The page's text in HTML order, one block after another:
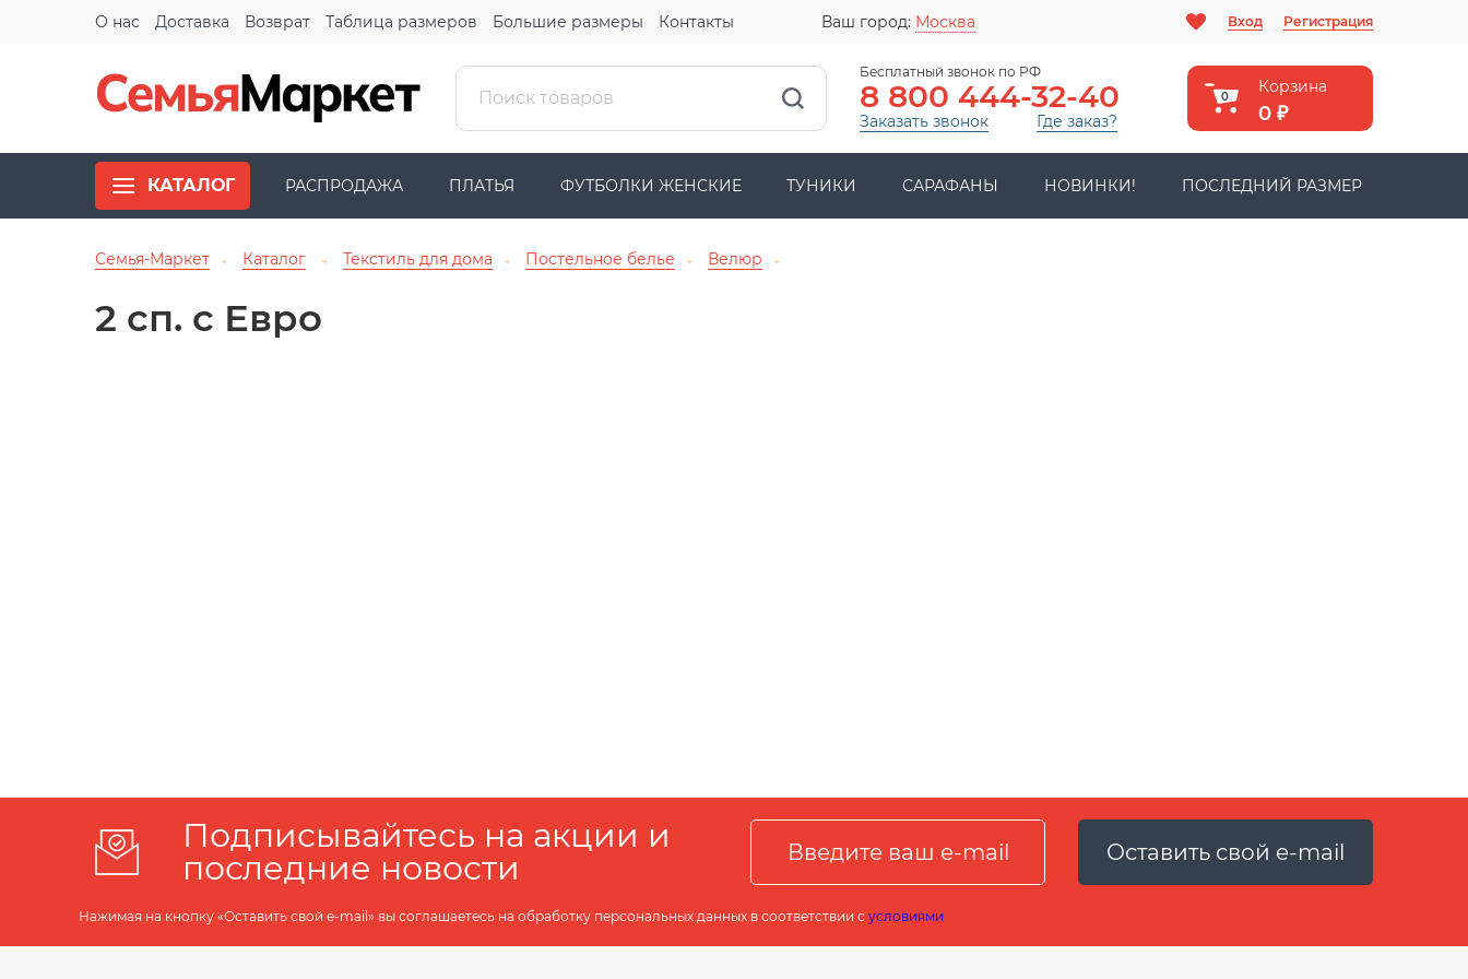
О нас Доставка Возврат Таблица размеров Большие размеры Контакты Ваш город: Москва Вход Регистрация
Бесплатный звонок по РФ
8 800 444-32-40
Заказать звонок Где заказ?
Корзина
0
0 ₽
КАТАЛОГ РАСПРОДАЖА ПЛАТЬЯ ФУТБОЛКИ ЖЕНСКИЕ ТУНИКИ САРАФАНЫ НОВИНКИ! ПОСЛЕДНИЙ РАЗМЕР
Семья-Маркет → Каталог → Текстиль для дома → Постельное белье → Велюр →
2 сп. с Евро
Подписывайтесь на акции и
последние новости
Оставить свой e-mail
Нажимая на кнопку «Оставить свой e-mail» вы соглашаетесь на обработку персональных данных в соответствии с условиями